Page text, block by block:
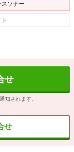
ソナー
せ
知されます。
せ